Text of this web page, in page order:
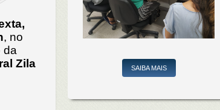
, no
da
Zila
SAIBA MAIS